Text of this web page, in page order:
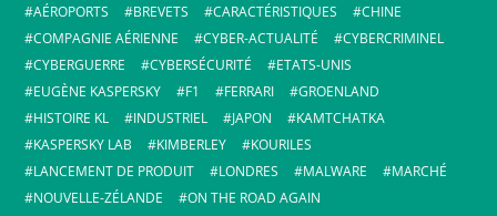
AÉROPORTS
BREVETS CARACTÉRISTIQUES
CHINE
COMPAGNIE AÉRIENNE
CYBER-ACTUALITÉ
CYBERCRIMINEL
CYBERGUERRE
CYBERSÉCURITÉ
ETATS-UNIS
EUGÈNE KASPERSKY
F1 FERRARI
GROENLAND
HISTOIRE KL
INDUSTRIEL JAPON
KAMTCHATKA
KASPERSKY LAB
KIMBERLEY
KOURILES
LANCEMENT DE PRODUIT
LONDRES MALWARE
MARCHÉ
NOUVELLE-ZÉLANDE
ON THE ROAD AGAIN